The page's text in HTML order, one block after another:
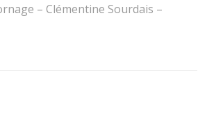
– Clémentine Sourdais –